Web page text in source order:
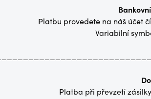
Platbu provedete na náš účet
Variabilní
Platba při převzetí